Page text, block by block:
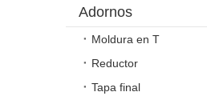
Adornos
Moldura en T
Reductor
Tapa final